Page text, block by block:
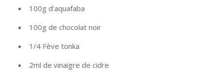
100g d’aquafaba
100g de chocolat noir
1/4 Fève tonka
2ml de vinaigre de cidre